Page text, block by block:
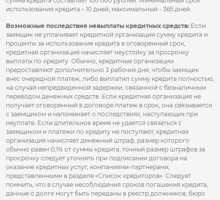
использования кредита – 10 дней, максимальный - 365 дней.
Возможные последствия невыплаты кредитных средств: Если
заемщик не уплачивает кредитной организации сумму кредита и
проценты за использование кредита в оговоренный срок,
кредитная организация начисляет неустойку за просрочку
выплаты по кредиту. Обычно, кредитные организации
предоставляют дополнительно 3 рабочих дня, чтобы заемщик
внес очередной платеж, либо выплатил сумму кредита полностью,
на случай непредвиденной задержки, связанной с безналичным
переводом денежных средств. Если кредитная организация не
получает оговоренный в договоре платеж в срок, она связывается
с заемщиком и напоминает о последствиях, наступающих при
неуплате. Если длительное время не удается связаться с
заемщиком и платежи по кредиту не поступают, кредитная
организация начисляет денежный штраф, размер которого
обычно равен 0,1% от суммы кредита, точный размер штрафов за
просрочку следует уточнять при подписании договора на
оказание кредитных услуг, компаниями-партнерами,
представленными в разделе «Список кредиторов». Следует
помнить, что в случае несоблюдения сроков погашения кредита,
данные о долге могут быть переданы в реестр должников, бюро